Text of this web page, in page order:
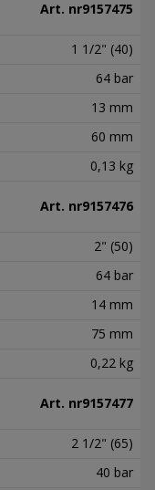
Art. nr9157475
1 1/2" (40)
64 bar
13 mm
60 mm
0,13 kg
Art. nr9157476
2" (50)
64 bar
14 mm
75 mm
0,22 kg
Art. nr9157477
2 1/2" (65)
40 bar